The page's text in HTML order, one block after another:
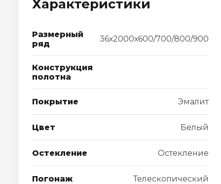
Характеристики
Размерный
ряд
36х2000х600/700/800/900
Конструкция
полотна
Покрытие Эмалит
Цвет Белый
Остекление Остекление
Погонаж Телескопический